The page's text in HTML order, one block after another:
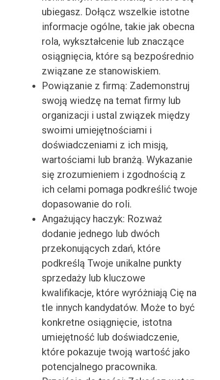
ubiegasz. Dołącz wszelkie istotne
informacje ogólne, takie jak obecna
rola, wykształcenie lub znaczące
osiągnięcia, które są bezpośrednio
związane ze stanowiskiem.
Powiązanie z firmą: Zademonstruj
swoją wiedzę na temat firmy lub
organizacji i ustal związek między
swoimi umiejętnościami i
doświadczeniami z ich misją,
wartościami lub branżą. Wykazanie
się zrozumieniem i zgodnością z
ich celami pomaga podkreślić twoje
dopasowanie do roli.
Angażujący haczyk: Rozważ
dodanie jednego lub dwóch
przekonujących zdań, które
podkreślą Twoje unikalne punkty
sprzedaży lub kluczowe
kwalifikacje, które wyróżniają Cię na
tle innych kandydatów. Może to być
konkretne osiągnięcie, istotna
umiejętność lub doświadczenie,
które pokazuje twoją wartość jako
potencjalnego pracownika.